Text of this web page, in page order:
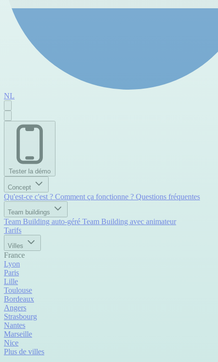
NL
Tester la démo
Concept
Qu'est-ce c'est ? Comment ça fonctionne ? Questions fréquentes
Team buildings
Team Building auto-géré Team Building avec animateur
Tarifs
Villes
France
Lyon
Paris
Lille
Toulouse
Bordeaux
Angers
Strasbourg
Nantes
Marseille
Nice
Plus de villes